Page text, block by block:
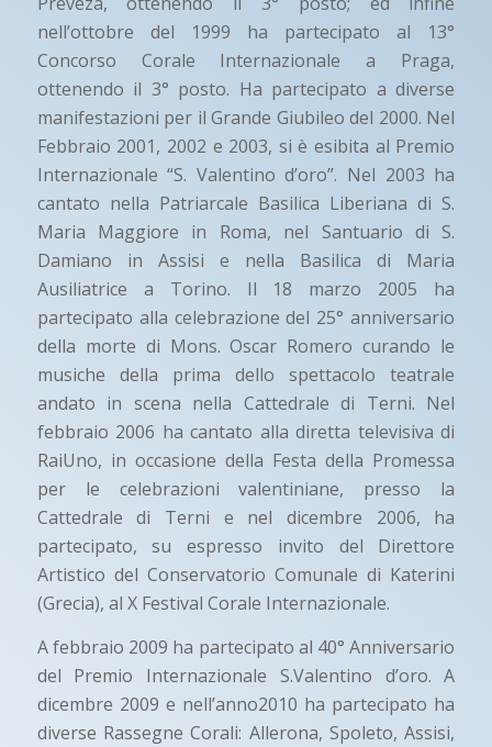
nell’ottobre del 1999 ha partecipato al 13°
Concorso Corale Internazionale a Praga,
ottenendo il 3° posto. Ha partecipato a diverse
manifestazioni per il Grande Giubileo del 2000. Nel
Febbraio 2001, 2002 e 2003, si è esibita al Premio
Internazionale “S. Valentino d’oro”. Nel 2003 ha
cantato nella Patriarcale Basilica Liberiana di S.
Maria Maggiore in Roma, nel Santuario di S.
Damiano in Assisi e nella Basilica di Maria
Ausiliatrice a Torino. Il 18 marzo 2005 ha
partecipato alla celebrazione del 25° anniversario
della morte di Mons. Oscar Romero curando le
musiche della prima dello spettacolo teatrale
andato in scena nella Cattedrale di Terni. Nel
febbraio 2006 ha cantato alla diretta televisiva di
RaiUno, in occasione della Festa della Promessa
per le celebrazioni valentiniane, presso la
Cattedrale di Terni e nel dicembre 2006, ha
partecipato, su espresso invito del Direttore
Artistico del Conservatorio Comunale di Katerini
(Grecia), al X Festival Corale Internazionale.
A febbraio 2009 ha partecipato al 40° Anniversario
del Premio Internazionale S.Valentino d’oro. A
dicembre 2009 e nell’anno2010 ha partecipato ha
diverse Rassegne Corali: Allerona, Spoleto, Assisi,